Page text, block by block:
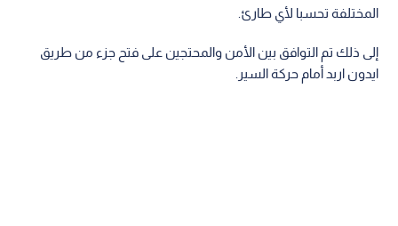
المختلفة تحسبا لأي طارئ.
إلى ذلك تم التوافق بين الأمن والمحتجين على فتح جزء من طريق
ايدون اربد أمام حركة السير.